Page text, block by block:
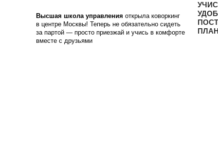
Высшая школа управления открыла коворкинг
в центре Москвы! Теперь не обязательно сидеть
за партой — просто приезжай и учись в комфорте
вместе с друзьями